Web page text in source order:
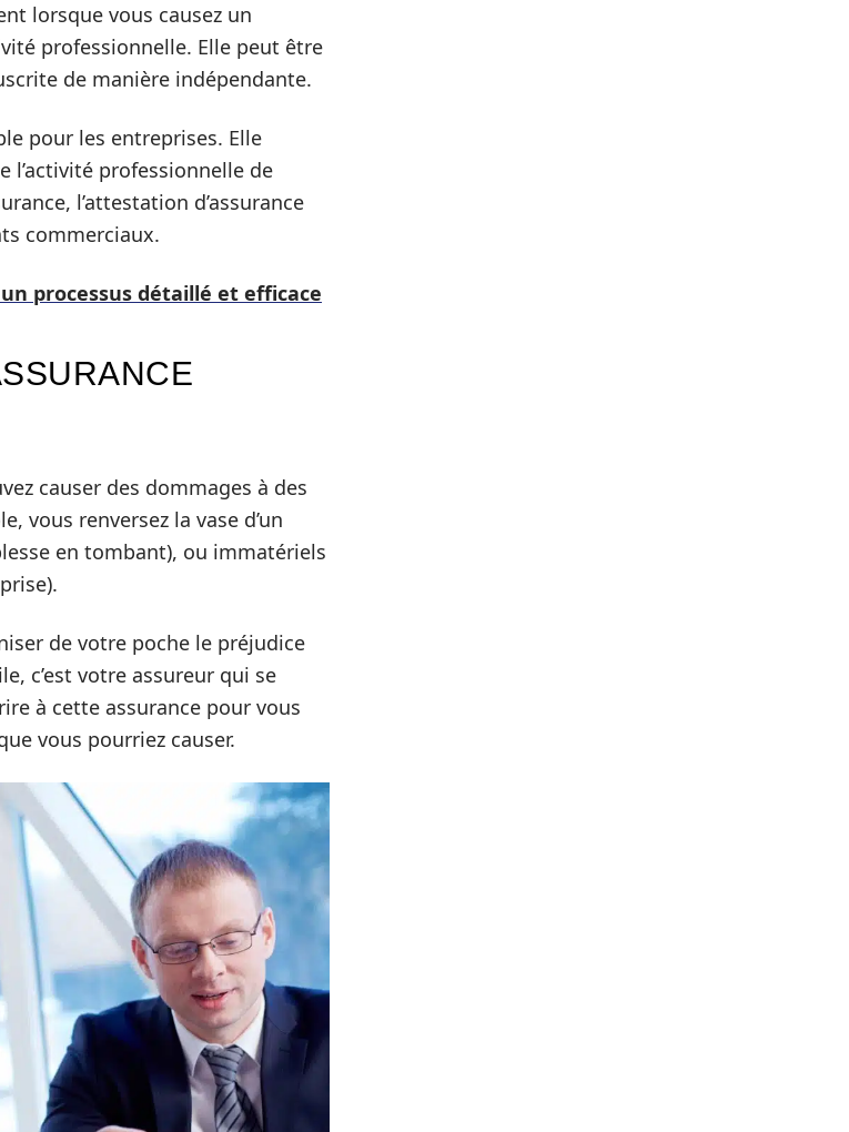
lorsque vous causez un
professionnelle. Elle peut être
de manière indépendante.
pour les entreprises. Elle
l’activité professionnelle de
l’attestation d’assurance
commerciaux.
processus détaillé et efficace
causer des dommages à des
vous renversez la vase d’un
en tombant), ou immatériels
de votre poche le préjudice
c’est votre assureur qui se
à cette assurance pour vous
vous pourriez causer.